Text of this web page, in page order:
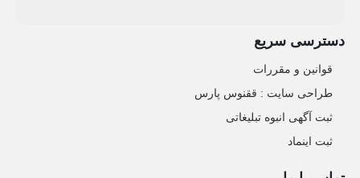
دسترسی سریع
قوانین و مقررات
طراحی سایت : ققنوس پارس
ثبت آگهی انبوه تبلیغاتی
ثبت اینماد